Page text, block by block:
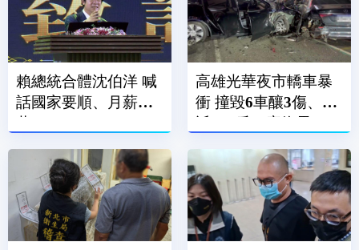
賴總統合體沈伯洋 喊
話國家要順、月薪破3
萬
高雄光華夜市轎車暴
衝 撞毀6車釀3傷、附
近600戶一度停電